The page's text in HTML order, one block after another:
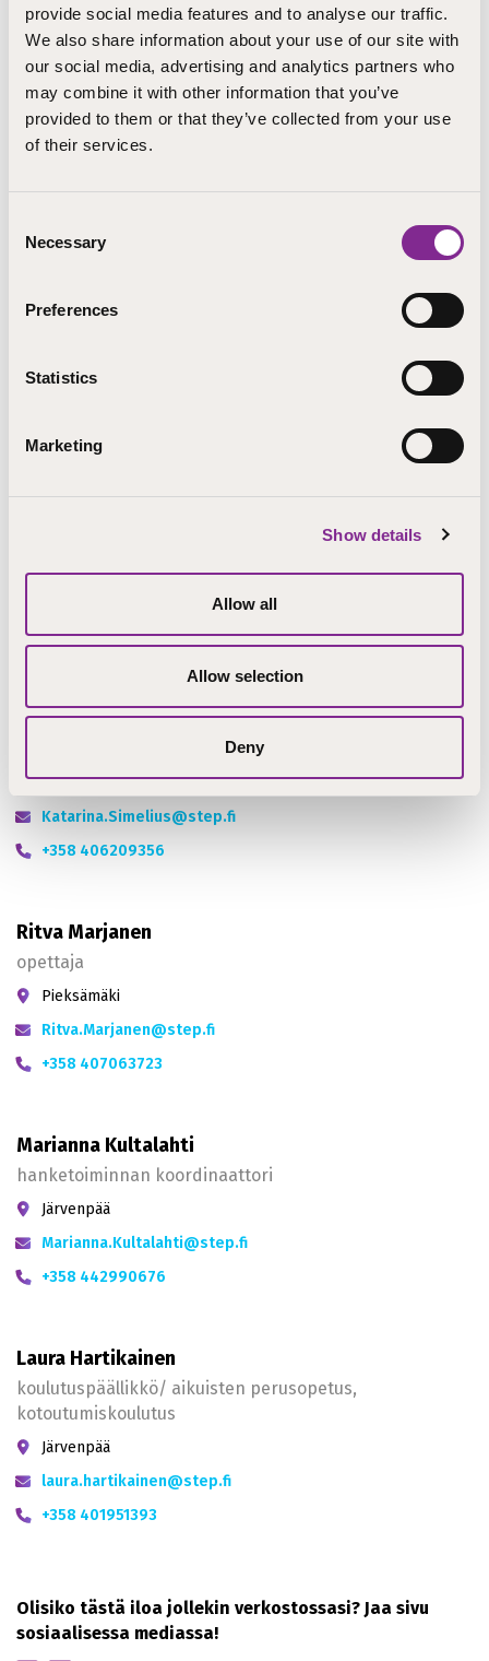
provide social media features and to analyse our traffic.
We also share information about your use of our site with
our social media, advertising and analytics partners who
may combine it with other information that you’ve
provided to them or that they’ve collected from your use
of their services.
Selection
Necessary
Preferences
Statistics
Marketing
Show details
Allow all
Allow selection
Deny
Hankkeen aikana tietoisuus Kansallisista
perustaitojen osaamismerkeistä on lisääntynyt ja
on löytynyt väyliä, joita pitkin löydetään
suorittamaan niitä
Osaamismerkkien suorittamiseen on syntynyt
kolme vaihtoehtoista suorittamisen tapaa.
Alkio-Opisto
Rovala opisto
ESR+
Lisätietoja
Katarina Simelius
Järvenpää
Katarina.Simelius@step.fi
+358 406209356
Ritva Marjanen
opettaja
Pieksämäki
Ritva.Marjanen@step.fi
+358 407063723
Marianna Kultalahti
hanketoiminnan koordinaattori
Järvenpää
Marianna.Kultalahti@step.fi
+358 442990676
Laura Hartikainen
koulutuspäällikkö/ aikuisten perusopetus,
kotoutumiskoulutus
Järvenpää
laura.hartikainen@step.fi
+358 401951393
Olisiko tästä iloa jollekin verkostossasi? Jaa sivu
sosiaalisessa mediassa!